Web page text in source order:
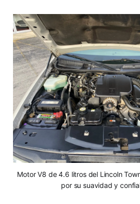
Motor V8 de 4.6 litros del Lincoln
por su suavidad y